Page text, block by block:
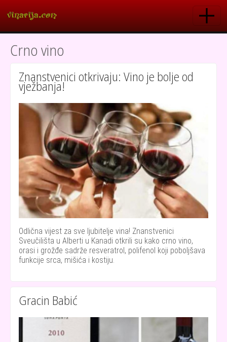
Crno vino
Znanstvenici otkrivaju: Vino je bolje od
vježbanja!
Odlična vijest za sve ljubitelje vina! Znanstvenici
Sveučilišta u Alberti u Kanadi otkrili su kako crno vino,
orasi i grožđe sadrže resveratrol, polifenol koji poboljšava
funkcije srca, mišića i kostiju.
Gracin Babić